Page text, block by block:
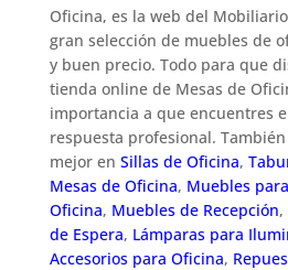
Oficina, es la web del
gran selección de muebles de
y buen precio. Todo para que
tienda online de Mesas de
importancia a que encuentres
respuesta profesional.
mejor en Sillas de Oficina,
Mesas de Oficina, Muebles
Oficina, Muebles de Recepción,
de Espera, Lámparas para
Accesorios para Oficina,